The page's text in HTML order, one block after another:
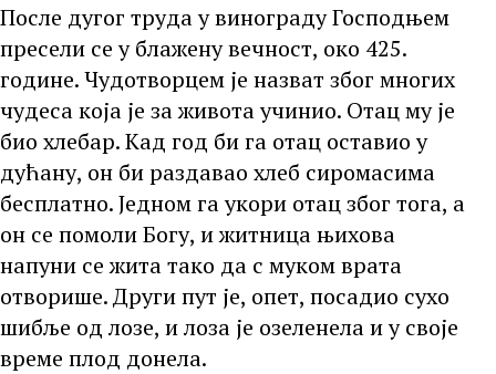
После дугог труда у винограду Господњем
пресели се у блажену вечност, око 425.
године. Чудотворцем је назват због многих
чудеса која је за живота учинио. Отац му је
био хлебар. Кад год би га отац оставио у
дућану, он би раздавао хлеб сиромасима
бесплатно. Једном га укори отац због тога, а
он се помоли Богу, и житница њихова
напуни се жита тако да с муком врата
отворише. Други пут је, опет, посадио сухо
шибље од лозе, и лоза је озеленела и у своје
време плод донела.